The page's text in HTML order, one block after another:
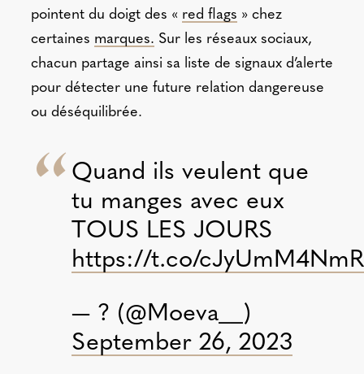
pointent du doigt des « red flags » chez
certaines marques. Sur les réseaux sociaux,
chacun partage ainsi sa liste de signaux d’alerte
pour détecter une future relation dangereuse
ou déséquilibrée.
Quand ils veulent que
tu manges avec eux
TOUS LES JOURS
https://t.co/cJyUmM4NmR
— ? (@Moeva__)
September 26, 2023